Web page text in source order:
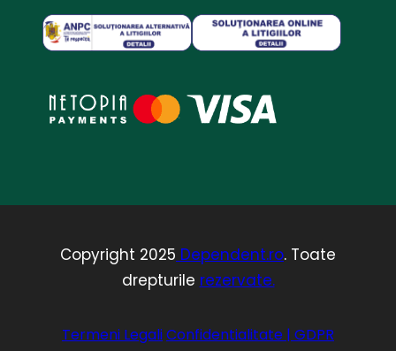
Copyright 2025 Dependent.ro. Toate
drepturile rezervate.
Termeni LegaliConfidentialitate | GDPR